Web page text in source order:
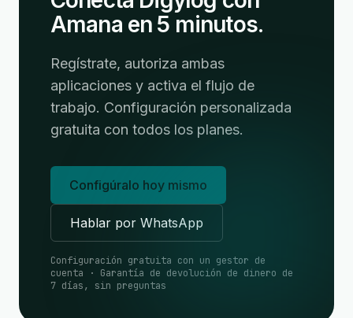
Amana en 5 minutos.
Regístrate, autoriza ambas
aplicaciones y activa el flujo de
trabajo. Configuración personalizada
gratuita con todos los planes.
Configúralo hoy mismo
Hablar por WhatsApp
Configuración gratuita con un gestor de
cuenta · Garantía de devolución de dinero de
7 días, sin preguntas